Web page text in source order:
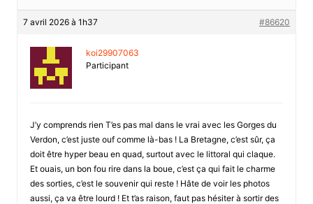
7 avril 2026 à 1h37 #86620
koi29907063
Participant
J’y comprends rien T’es pas mal dans le vrai avec les Gorges du
Verdon, c’est juste ouf comme là-bas ! La Bretagne, c’est sûr, ça
doit être hyper beau en quad, surtout avec le littoral qui claque.
Et ouais, un bon fou rire dans la boue, c’est ça qui fait le charme
des sorties, c’est le souvenir qui reste ! Hâte de voir les photos
aussi, ça va être lourd ! Et t’as raison, faut pas hésiter à sortir des